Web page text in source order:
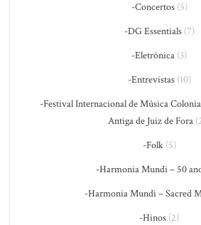
-Concertos(5)
-DG Essentials(7)
-Eletrônica (3)
-Entrevistas(10)
-Festival Internacional de Música
Antiga de Juiz de Fora
-Folk(5)
-Harmonia Mundi – 50
-Harmonia Mundi – Sacred
-Hinos (2)